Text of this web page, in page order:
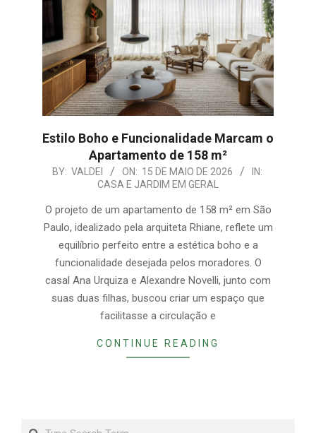
Estilo Boho e Funcionalidade Marcam o
Apartamento de 158 m²
2026-
15
BY: VALDEI ON: 15 DE MAIO DE 2026
IN:
CASA E JARDIM EM GERAL
O projeto de um apartamento de 158 m² em São
Paulo, idealizado pela arquiteta Rhiane, reflete um
equilíbrio perfeito entre a estética boho e a
funcionalidade desejada pelos moradores. O
casal Ana Urquiza e Alexandre Novelli, junto com
suas duas filhas, buscou criar um espaço que
facilitasse a circulação e
CONTINUE READING
Search